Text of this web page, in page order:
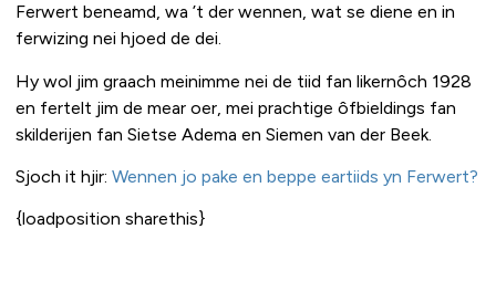
Ferwert beneamd, wa ’t der wennen, wat se diene en in
ferwizing nei hjoed de dei.
Hy wol jim graach meinimme nei de tiid fan likernôch 1928
en fertelt jim de mear oer, mei prachtige ôfbieldings fan
skilderijen fan Sietse Adema en Siemen van der Beek.
Sjoch it hjir: Wennen jo pake en beppe eartiids yn Ferwert?
{loadposition sharethis}